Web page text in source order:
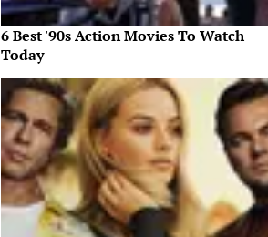
6 Best '90s Action Movies To Watch
Today